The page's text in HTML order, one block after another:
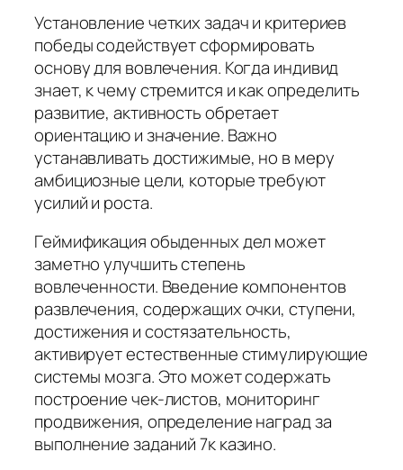
Установление четких задач и критериев
победы содействует сформировать
основу для вовлечения. Когда индивид
знает, к чему стремится и как определить
развитие, активность обретает
ориентацию и значение. Важно
устанавливать достижимые, но в меру
амбициозные цели, которые требуют
усилий и роста.
Геймификация обыденных дел может
заметно улучшить степень
вовлеченности. Введение компонентов
развлечения, содержащих очки, ступени,
достижения и состязательность,
активирует естественные стимулирующие
системы мозга. Это может содержать
построение чек-листов, мониторинг
продвижения, определение наград за
выполнение заданий 7к казино.